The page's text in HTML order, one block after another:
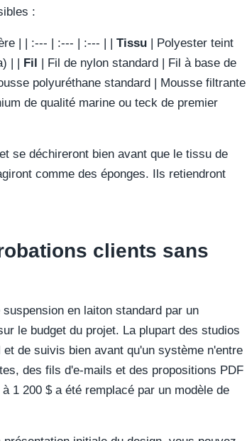
:
| | :--- | :--- | :--- | | Tissu | Polyester teint
| |
Fil
| Fil de nylon standard | Fil à base de
polyuréthane standard | Mousse filtrante
de qualité marine ou teck de premier
se déchireront bien avant que le tissu de
comme des éponges. Ils retiendront
clients sans
en laiton standard par un
le budget du projet. La plupart des studios
de suivis bien avant qu'un système n'entre
des fils d'e-mails et des propositions PDF
1 200 $ a été remplacé par un modèle de